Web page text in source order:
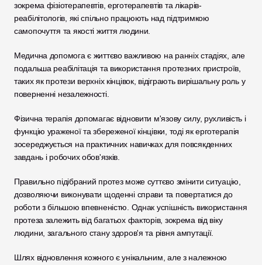
зокрема фізіотерапевтів, ерготерапевтів та лікарів-
реабілітологів, які спільно працюють над підтримкою
самопочуття та якості життя людини.
Медична допомога є життєво важливою на ранніх стадіях, але
подальша реабілітація та використання протезних пристроїв,
таких як протези верхніх кінцівок, відіграють вирішальну роль у
поверненні незалежності.
Фізична терапія допомагає відновити м'язову силу, рухливість і
функцію ураженої та збереженої кінцівки, тоді як ерготерапія
зосереджується на практичних навичках для повсякденних
завдань і робочих обов'язків.
Правильно підібраний протез може суттєво змінити ситуацію,
дозволяючи виконувати щоденні справи та повертатися до
роботи з більшою впевненістю. Однак успішність використання
протеза залежить від багатьох факторів, зокрема від віку
людини, загального стану здоров'я та рівня ампутації.
Шлях відновлення кожного є унікальним, але з належною